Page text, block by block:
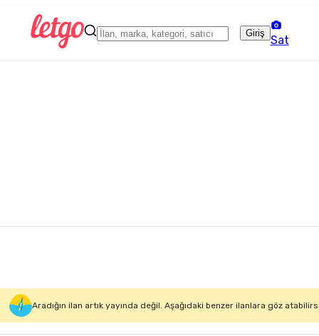
Giriş
Sat
Aradığın ilan artık yayında değil. Aşağıdaki benzer ilanlara göz